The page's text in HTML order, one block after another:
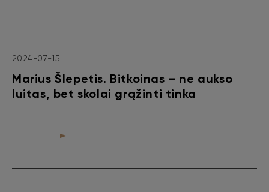
2024-07-15
Marius Šlepetis. Bitkoinas – ne aukso
luitas, bet skolai grąžinti tinka